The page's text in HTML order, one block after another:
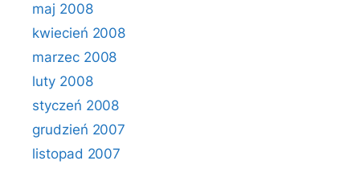
maj 2008
kwiecień 2008
marzec 2008
luty 2008
styczeń 2008
grudzień 2007
listopad 2007